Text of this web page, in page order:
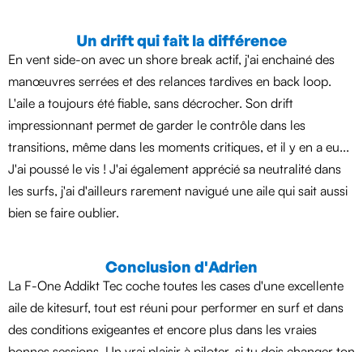
Un drift qui fait la différence
En vent side-on avec un shore break actif, j'ai enchainé des
manœuvres serrées et des relances tardives en back loop.
L'aile a toujours été fiable, sans décrocher. Son drift
impressionnant permet de garder le contrôle dans les
transitions, même dans les moments critiques, et il y en a eu...
J'ai poussé le vis ! J'ai également apprécié sa neutralité dans
les surfs, j'ai d'ailleurs rarement navigué une aile qui sait aussi
bien se faire oublier.
Conclusion d'Adrien
La F-One Addikt Tec coche toutes les cases d'une excellente
aile de kitesurf, tout est réuni pour performer en surf et dans
des conditions exigeantes et encore plus dans les vraies